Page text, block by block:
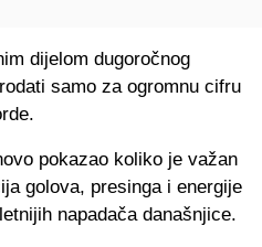
dijelom dugoročnog
samo za ogromnu cifru
pokazao koliko je važan
golova, presinga i energije
napadača današnjice.